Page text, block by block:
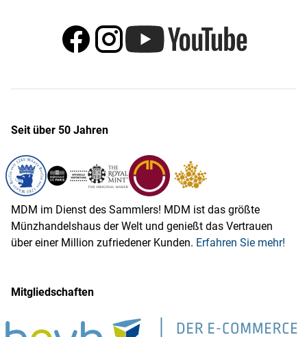
Seit über 50 Jahren
MDM im Dienst des Sammlers! MDM ist das größte
Münzhandelshaus der Welt und genießt das Vertrauen
über einer Million zufriedener Kunden. Erfahren Sie mehr!
Mitgliedschaften